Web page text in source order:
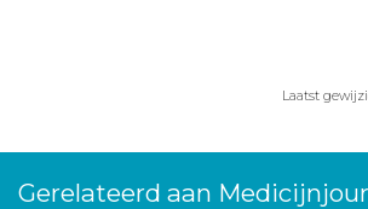
Laatst
Gerelateerd aan